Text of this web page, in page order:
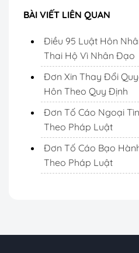
BÀI VIẾT LIÊN QUAN
Điều 95 Luật Hôn
Thai Hộ Vì Nhân Đạo
Đơn Xin Thay Đổi
Hôn Theo Quy Định
Đơn Tố Cáo Ngoại
Theo Pháp Luật
Đơn Tố Cáo Bạo
Theo Pháp Luật